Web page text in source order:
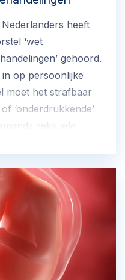
heeft
‘wet
gehoord.
op persoonlijke
moet het strafbaar
‘onderdrukkende’
seksuele